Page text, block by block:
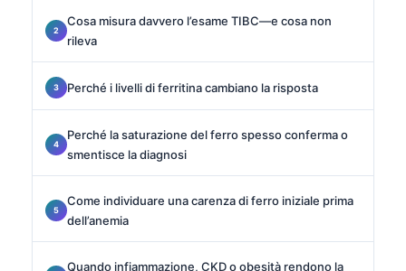
Cosa misura davvero l’esame TIBC—e cosa non
rileva
Perché i livelli di ferritina cambiano la risposta
Perché la saturazione del ferro spesso conferma o
smentisce la diagnosi
Come individuare una carenza di ferro iniziale prima
dell’anemia
Quando infiammazione, CKD o obesità rendono la